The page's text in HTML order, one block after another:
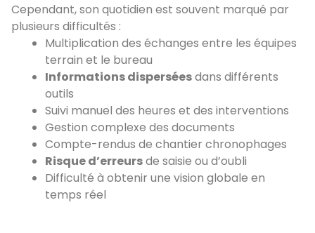
Cependant, son quotidien est souvent marqué par
plusieurs difficultés :
Multiplication des échanges entre les équipes
terrain et le bureau
Informations disperséesdans différents
outils
Suivi manuel des heures et des interventions
Gestion complexe des documents
Compte-rendus de chantier chronophages
Risque d’erreursde saisie ou d’oubli
Difficulté à obtenir une vision globale en
temps réel